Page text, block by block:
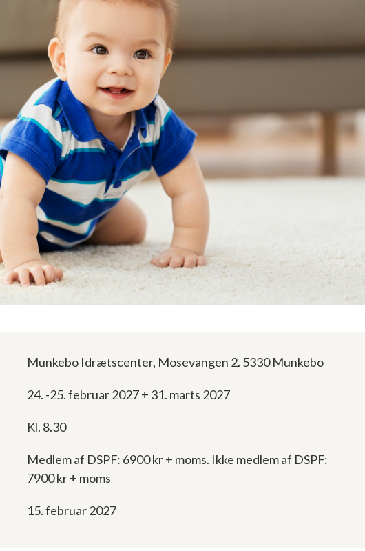
Munkebo Idrætscenter, Mosevangen 2. 5330 Munkebo
24. -25. februar 2027 + 31. marts 2027
Kl. 8.30
Medlem af DSPF: 6900 kr + moms. Ikke medlem af DSPF:
7900 kr + moms
15. februar 2027